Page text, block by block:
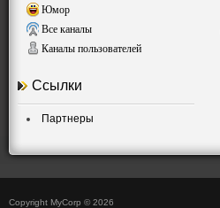
Юмор
Все каналы
Каналы пользователей
Ссылки
Партнеры
Copyright MyCorp © 2026